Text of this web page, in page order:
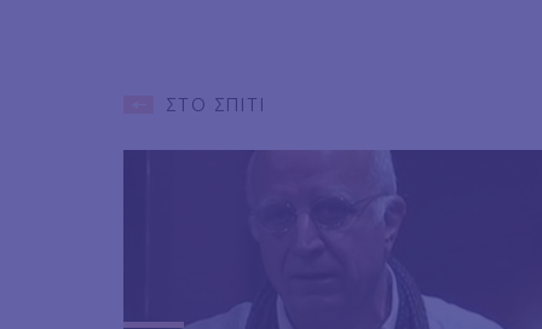
ΣΤΟ ΣΠΙΤΙ